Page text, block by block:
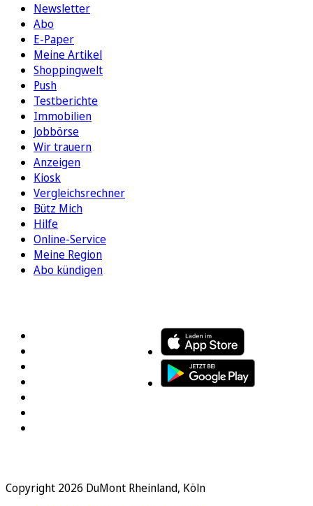
Newsletter
Abo
E-Paper
Meine Artikel
Shoppingwelt
Push
Testberichte
Immobilien
Jobbörse
Wir trauern
Anzeigen
Kiosk
Vergleichsrechner
Bütz Mich
Hilfe
Online-Service
Meine Region
Abo kündigen
Copyright 2026 DuMont Rheinland, Köln